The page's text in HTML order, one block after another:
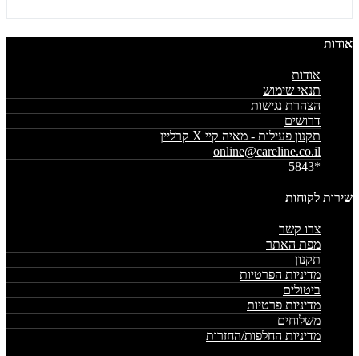
אודות
אודות
תנאי שימוש
הצהרת נגישות
דרושים
תקנון פעילות - מאיה קיי X קרליין
online@careline.co.il
*5843
שירות לקוחות
צרו קשר
מפת האתר
תקנון
מדיניות הפרטיות
ביטולים
מדיניות פרטיות
משלוחים
מדיניות החלפות/החזרות